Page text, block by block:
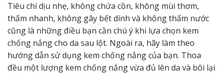
Tiêu chí dịu nhẹ, không chứa cồn, không mùi thơm,
thấm nhanh, không gây bết dính và không thấm nước
cũng là những điều bạn cần chú ý khi lựa chọn kem
chống nắng cho da sau lột. Ngoài ra, hãy làm theo
hướng dẫn sử dụng kem chống nắng của bạn. Thoa
đều một lượng kem chống nắng vừa đủ lên da và bôi lại